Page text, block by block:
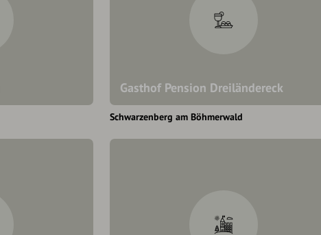
Gasthof Pension Dreiländereck
Schwarzenberg am Böhmerwald